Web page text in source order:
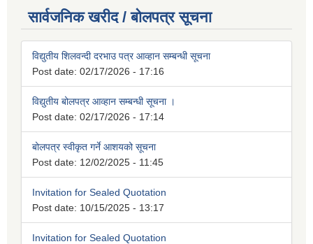
सार्वजनिक खरीद / बोलपत्र सूचना
विद्युतीय शिलवन्दी दरभाउ पत्र आव्हान सम्बन्धी सूचना
Post date: 02/17/2026 - 17:16
विद्युतीय बोलपत्र आव्हान सम्बन्धी सूचना ।
Post date: 02/17/2026 - 17:14
बोलपत्र स्वीकृत गर्ने आशयको सूचना
Post date: 12/02/2025 - 11:45
Invitation for Sealed Quotation
Post date: 10/15/2025 - 13:17
Invitation for Sealed Quotation